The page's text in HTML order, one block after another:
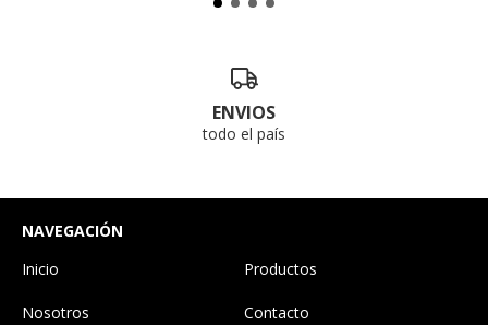
ENVIOS
todo el país
NAVEGACIÓN
Inicio
Productos
Nosotros Contacto